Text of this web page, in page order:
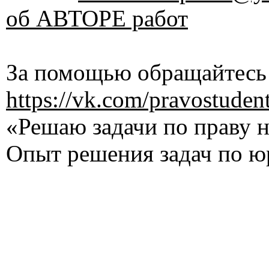
об АВТОРЕ работ
За помощью
https://vk.com/
«Решаю задачи по праву
Опыт решения задач по